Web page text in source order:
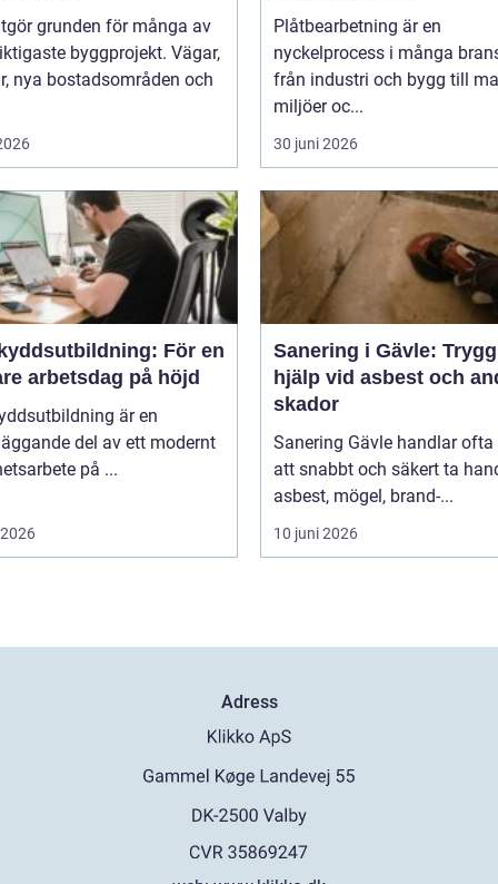
grunden för många av
byggprojekt. Vägar,
nya bostadsområden och
Plåtbearbetning är en
nyckelprocess i många
från industri och bygg till
miljöer oc...
30 juni 2026
För en
arbetsdag på höjd
är en
del av ett modernt
på ...
Sanering i Gävle: Trygg
hjälp vid asbest och
skador
Sanering Gävle handlar ofta
att snabbt och säkert ta
asbest, mögel, brand-...
10 juni 2026
Adress